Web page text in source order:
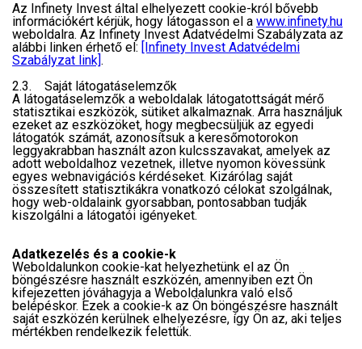
Az Infinety Invest által elhelyezett cookie-król bővebb
információkért kérjük, hogy látogasson el a www.infinety.hu
weboldalra. Az Infinety Invest Adatvédelmi Szabályzata az
alábbi linken érhető el: [Infinety Invest Adatvédelmi
Szabályzat link].
2.3. Saját látogatáselemzők
A látogatáselemzők a weboldalak látogatottságát mérő
statisztikai eszközök, sütiket alkalmaznak. Arra használjuk
ezeket az eszközöket, hogy megbecsüljük az egyedi
látogatók számát, azonosítsuk a keresőmotorokon
leggyakrabban használt azon kulcsszavakat, amelyek az
adott weboldalhoz vezetnek, illetve nyomon kövessünk
egyes webnavigációs kérdéseket. Kizárólag saját
összesített statisztikákra vonatkozó célokat szolgálnak,
hogy web-oldalaink gyorsabban, pontosabban tudják
kiszolgálni a látogatói igényeket.
Adatkezelés és a cookie-k
Weboldalunkon cookie-kat helyezhetünk el az Ön
böngészésre használt eszközén, amennyiben ezt Ön
kifejezetten jóváhagyja a Weboldalunkra való első
belépéskor. Ezek a cookie-k az Ön böngészésre használt
saját eszközén kerülnek elhelyezésre, így Ön az, aki teljes
mértékben rendelkezik felettük.